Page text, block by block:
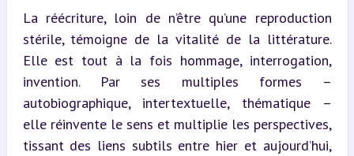
La réécriture, loin de n’être qu’une reproduction
stérile, témoigne de la vitalité de la littérature.
Elle est tout à la fois hommage, interrogation,
invention. Par ses multiples formes –
autobiographique, intertextuelle, thématique –
elle réinvente le sens et multiplie les perspectives,
tissant des liens subtils entre hier et aujourd’hui,